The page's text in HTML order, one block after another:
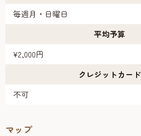
毎週月・日曜日
平均予算
¥2,000円
クレジットカード
不可
マップ